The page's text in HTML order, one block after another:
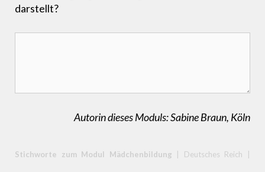
darstellt?
Autorin dieses Moduls: Sabine Braun, Köln
Stichworte zum Modul Mädchenbildung | Deutsches Reich |